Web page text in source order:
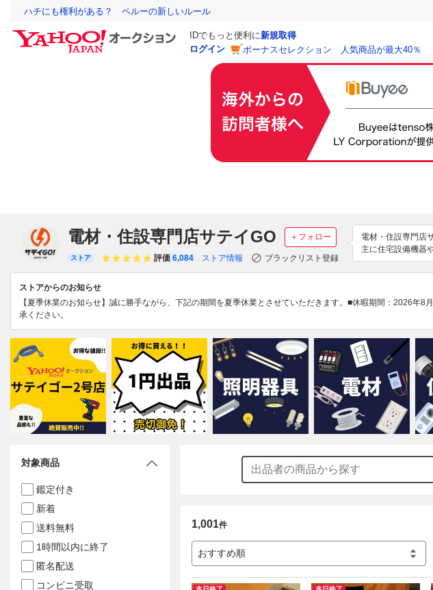
ハチにも権利がある？ ペルーの新しいルール
IDでもっと便利に新規取得
ログイン
ボーナスセレクション 人気商品が最大40％
電材・住設専門店サテイGO ＋フォロー
ストア 評価 6,084 ストア情報 ブラックリスト登録
電材・住設専門店
主に住宅設備機器
なお、直接引き取
「電材設備の買取
営業時間:平日
直接取引:埼玉県戸
ストアからのお知らせ
【夏季休業のお知らせ】誠に勝手ながら、下記の期間を夏季休業とさせていただきます。■休暇期間：2026
承ください。
1,001件
おすすめ順
対象商品
鑑定付き
新着
送料無料
1時間以内に終了
匿名配送
コンビニ受取